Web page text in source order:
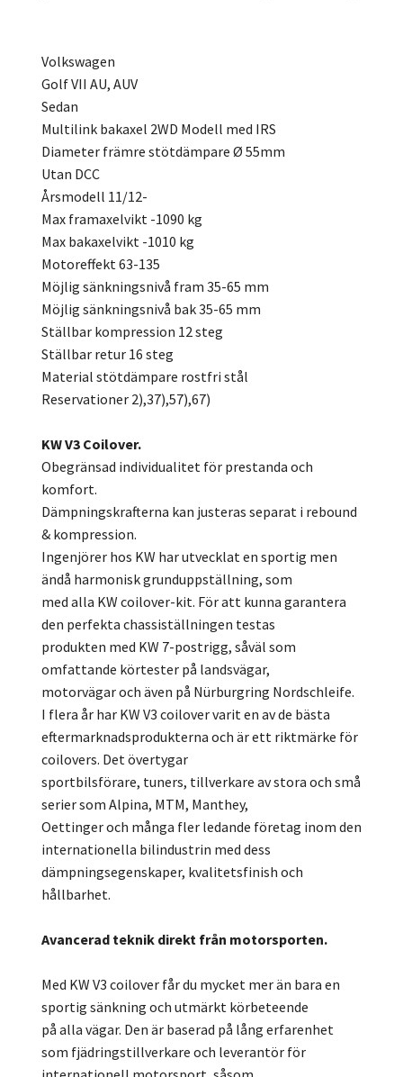
Volkswagen
Golf VII AU, AUV
Sedan
Multilink bakaxel 2WD Modell med IRS
Diameter främre stötdämpare Ø 55mm
Utan DCC
Årsmodell 11/12-
Max framaxelvikt -1090 kg
Max bakaxelvikt -1010 kg
Motoreffekt 63-135
Möjlig sänkningsnivå fram 35-65 mm
Möjlig sänkningsnivå bak 35-65 mm
Ställbar kompression 12 steg
Ställbar retur 16 steg
Material stötdämpare rostfri stål
Reservationer 2),37),57),67)
KW V3 Coilover.
Obegränsad individualitet för prestanda och
komfort.
Dämpningskrafterna kan justeras separat i rebound
& kompression.
Ingenjörer hos KW har utvecklat en sportig men
ändå harmonisk grunduppställning, som
med alla KW coilover-kit. För att kunna garantera
den perfekta chassiställningen testas
produkten med KW 7-postrigg, såväl som
omfattande körtester på landsvägar,
motorvägar och även på Nürburgring Nordschleife.
I flera år har KW V3 coilover varit en av de bästa
eftermarknadsprodukterna och är ett riktmärke för
coilovers. Det övertygar
sportbilsförare, tuners, tillverkare av stora och små
serier som Alpina, MTM, Manthey,
Oettinger och många fler ledande företag inom den
internationella bilindustrin med dess
dämpningsegenskaper, kvalitetsfinish och
hållbarhet.
Avancerad teknik direkt från motorsporten.
Med KW V3 coilover får du mycket mer än bara en
sportig sänkning och utmärkt körbeteende
på alla vägar. Den är baserad på lång erfarenhet
som fjädringstillverkare och leverantör för